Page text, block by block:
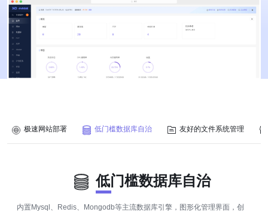
极速网站部署 低门槛数据库自治 友好的文件系统管理
低门槛数据库自治
内置Mysql、Redis、Mongodb等主流数据库引擎，图形化管理界面，创